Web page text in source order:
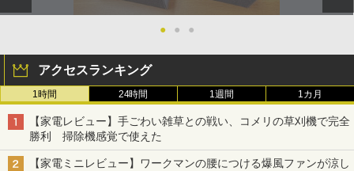
● ● ●
アクセスランキング
1時間 24時間 1週間 1カ月
【家電レビュー】手ごわい雑草との戦い、コメリの草刈機で完全
勝利 掃除機感覚で使えた
【家電ミニレビュー】ワークマンの腰につける爆風ファンが涼し